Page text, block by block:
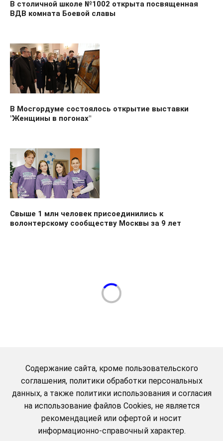
В столичной школе №1002 открыта посвященная
ВДВ комната Боевой славы
В Мосгордуме состоялось открытие выставки
"Женщины в погонах"
Свыше 1 млн человек присоединились к
волонтерскому сообществу Москвы за 9 лет
Содержание сайта, кроме пользовательского
соглашения, политики обработки персональных
данных, а также политики использования и согласия
на использование файлов Cookies, не является
рекомендацией или офертой и носит
информационно-справочный характер.